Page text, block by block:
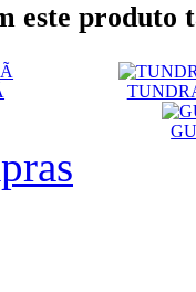
este produto